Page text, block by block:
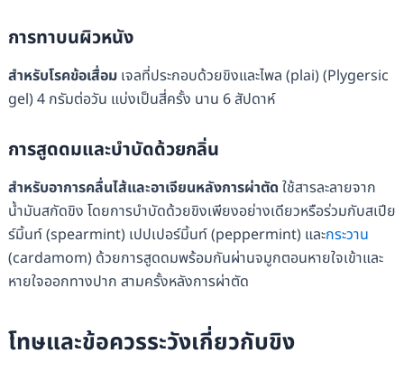
การทาบนผิวหนัง
สำหรับโรคข้อเสื่อมเจลที่ประกอบด้วยขิงและไพล (plai) (Plygersic
gel) 4 กรัมต่อวัน แบ่งเป็นสี่ครั้ง นาน 6 สัปดาห์
การสูดดมและบำบัดด้วยกลิ่น
สำหรับอาการคลื่นไส้และอาเจียนหลังการผ่าตัด ใช้สารละลายจาก
น้ำมันสกัดขิง โดยการบำบัดด้วยขิงเพียงอย่างเดียวหรือร่วมกับสเปีย
ร์มิ้นท์ (spearmint) เปปเปอร์มิ้นท์ (peppermint) และกระวาน
(cardamom) ด้วยการสูดดมพร้อมกันผ่านจมูกตอนหายใจเข้าและ
หายใจออกทางปาก สามครั้งหลังการผ่าตัด
โทษและข้อควรระวังเกี่ยวกับขิง